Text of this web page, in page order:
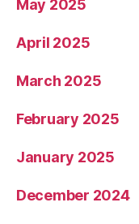
May 2025
April 2025
March 2025
February 2025
January 2025
December 2024